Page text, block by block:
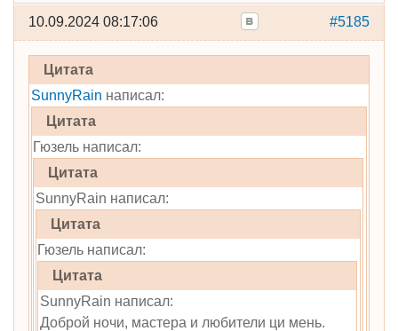
#5185
10.09.2024 08:17:06
Цитата
SunnyRain написал:
Цитата
Гюзель написал:
Цитата
SunnyRain написал:
Цитата
Гюзель написал:
Цитата
SunnyRain написал:
Доброй ночи, мастера и любители ци мень.